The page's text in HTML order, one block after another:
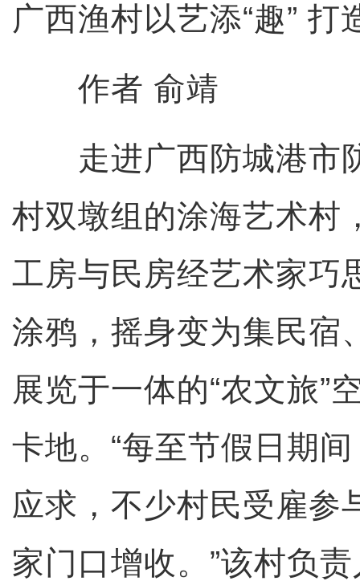
广西渔村以艺添“趣” 打
作者 俞靖
走进广西防城港市
村双墩组的涂海艺术村
工房与民房经艺术家巧
涂鸦，摇身变为集民宿
展览于一体的“农文旅”
卡地。“每至节假日期
应求，不少村民受雇参
家门口增收。”该村负